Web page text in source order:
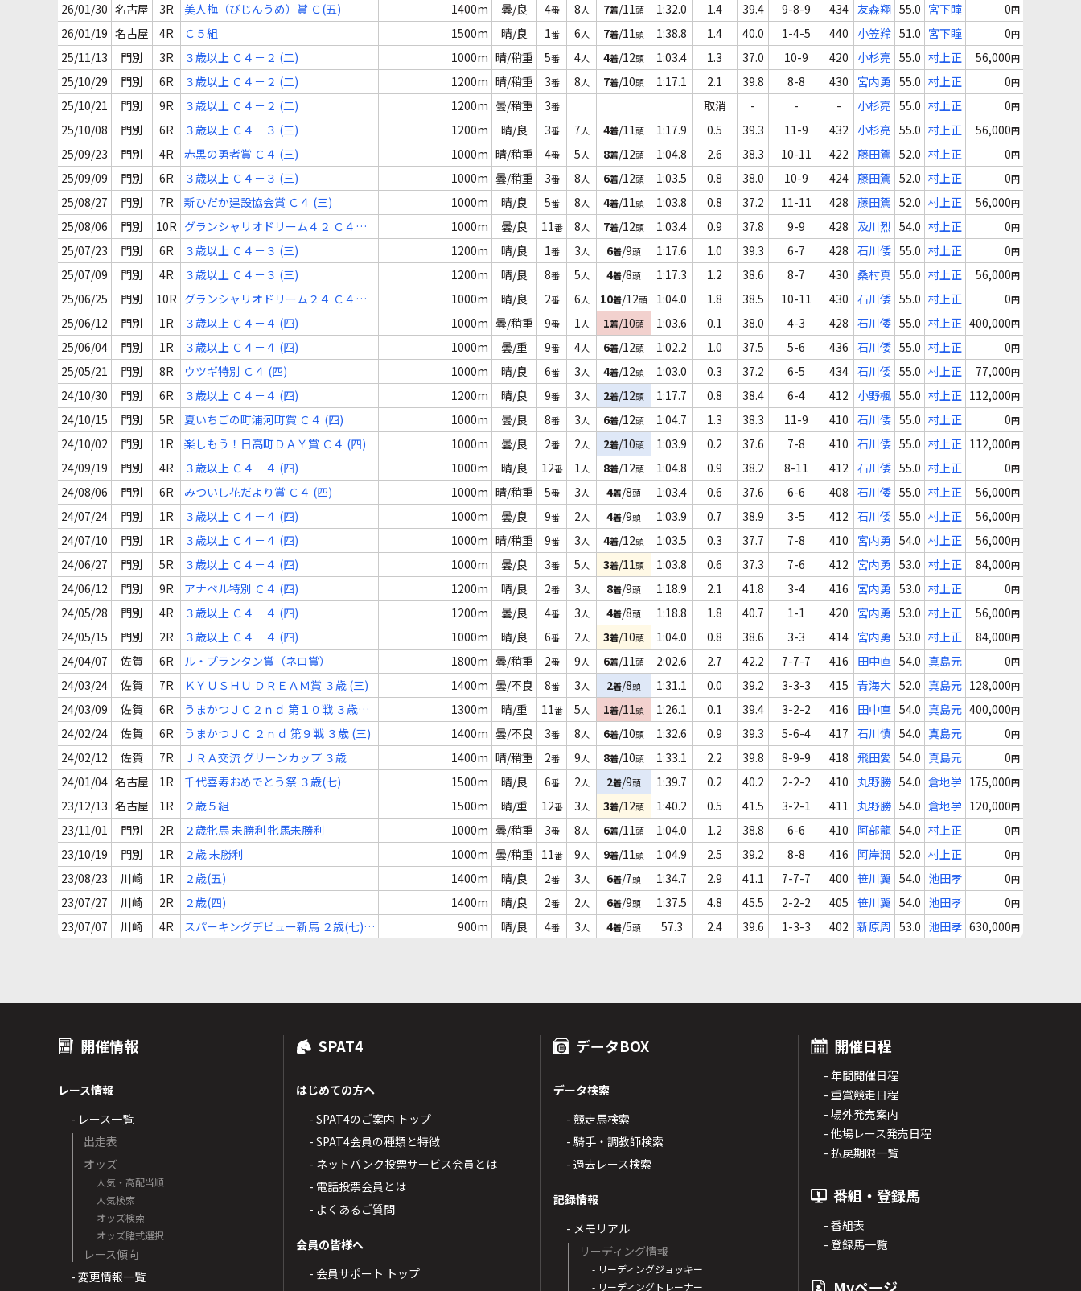
26/01/30 名古屋 3R 美人梅（びじんうめ）賞 Ｃ(五) 1400m 曇/良 4番 8人 7着/11頭 1:32.0 1.4 39.4 9-8-9 434 友森翔 55.0 宮下瞳 0円
26/01/19 名古屋 4R Ｃ５組 1500m 晴/良 1番 6人 7着/11頭 1:38.8 1.4 40.0 1-4-5 440 小笠羚 51.0 宮下瞳 0円
25/11/13 門別 3R ３歳以上 Ｃ４－２ (二) 1000m 晴/稍重 5番 4人 4着/12頭 1:03.4 1.3 37.0 10-9 420 小杉亮 55.0 村上正 56,000円
25/10/29 門別 6R ３歳以上 Ｃ４－２ (二) 1200m 晴/稍重 3番 8人 7着/10頭 1:17.1 2.1 39.8 8-8 430 宮内勇 55.0 村上正 0円
25/10/21 門別 9R ３歳以上 Ｃ４－２ (二) 1200m 曇/稍重 3番 取消 - - - 小杉亮 55.0 村上正 0円
25/10/08 門別 6R ３歳以上 Ｃ４－３ (三) 1200m 晴/良 3番 7人 4着/11頭 1:17.9 0.5 39.3 11-9 432 小杉亮 55.0 村上正 56,000円
25/09/23 門別 4R 赤黒の勇者賞 Ｃ４ (三) 1000m 晴/稍重 4番 5人 8着/12頭 1:04.8 2.6 38.3 10-11 422 藤田駕 52.0 村上正 0円
25/09/09 門別 6R ３歳以上 Ｃ４－３ (三) 1000m 曇/稍重 3番 8人 6着/12頭 1:03.5 0.8 38.0 10-9 424 藤田駕 52.0 村上正 0円
25/08/27 門別 7R 新ひだか建設協会賞 Ｃ４ (三) 1000m 晴/良 5番 8人 4着/11頭 1:03.8 0.8 37.2 11-11 428 藤田駕 52.0 村上正 56,000円
25/08/06 門別 10R グランシャリオドリーム４２ Ｃ４
(三)
1000m 曇/良 11番 8人 7着/12頭 1:03.4 0.9 37.8 9-9 428 及川烈 54.0 村上正 0円
25/07/23 門別 6R ３歳以上 Ｃ４－３ (三) 1200m 晴/良 1番 3人 6着/9頭 1:17.6 1.0 39.3 6-7 428 石川倭 55.0 村上正 0円
25/07/09 門別 4R ３歳以上 Ｃ４－３ (三) 1200m 晴/良 8番 5人 4着/8頭 1:17.3 1.2 38.6 8-7 430 桑村真 55.0 村上正 56,000円
25/06/25 門別 10R グランシャリオドリーム２４ Ｃ４
(三)
1000m 晴/良 2番 6人 10着/12頭 1:04.0 1.8 38.5 10-11 430 石川倭 55.0 村上正 0円
25/06/12 門別 1R ３歳以上 Ｃ４－４ (四) 1000m 曇/稍重 9番 1人 1着/10頭 1:03.6 0.1 38.0 4-3 428 石川倭 55.0 村上正 400,000円
25/06/04 門別 1R ３歳以上 Ｃ４－４ (四) 1000m 曇/重 9番 4人 6着/12頭 1:02.2 1.0 37.5 5-6 436 石川倭 55.0 村上正 0円
25/05/21 門別 8R ウツギ特別 Ｃ４ (四) 1000m 晴/良 6番 3人 4着/12頭 1:03.0 0.3 37.2 6-5 434 石川倭 55.0 村上正 77,000円
24/10/30 門別 6R ３歳以上 Ｃ４－４ (四) 1200m 晴/良 9番 3人 2着/12頭 1:17.7 0.8 38.4 6-4 412 小野楓 55.0 村上正 112,000円
24/10/15 門別 5R 夏いちごの町浦河町賞 Ｃ４ (四) 1000m 曇/良 8番 3人 6着/12頭 1:04.7 1.3 38.3 11-9 410 石川倭 55.0 村上正 0円
24/10/02 門別 1R 楽しもう！日高町ＤＡＹ賞 Ｃ４ (四) 1000m 曇/良 2番 2人 2着/10頭 1:03.9 0.2 37.6 7-8 410 石川倭 55.0 村上正 112,000円
24/09/19 門別 4R ３歳以上 Ｃ４－４ (四) 1000m 晴/良 12番 1人 8着/12頭 1:04.8 0.9 38.2 8-11 412 石川倭 55.0 村上正 0円
24/08/06 門別 6R みついし花だより賞 Ｃ４ (四) 1000m 晴/稍重 5番 3人 4着/8頭 1:03.4 0.6 37.6 6-6 408 石川倭 55.0 村上正 56,000円
24/07/24 門別 1R ３歳以上 Ｃ４－４ (四) 1000m 曇/良 9番 2人 4着/9頭 1:03.9 0.7 38.9 3-5 412 石川倭 55.0 村上正 56,000円
24/07/10 門別 1R ３歳以上 Ｃ４－４ (四) 1000m 晴/稍重 9番 3人 4着/12頭 1:03.5 0.3 37.7 7-8 410 宮内勇 54.0 村上正 56,000円
24/06/27 門別 5R ３歳以上 Ｃ４－４ (四) 1000m 曇/良 3番 5人 3着/11頭 1:03.8 0.6 37.3 7-6 412 宮内勇 53.0 村上正 84,000円
24/06/12 門別 9R アナベル特別 Ｃ４ (四) 1200m 晴/良 2番 3人 8着/9頭 1:18.9 2.1 41.8 3-4 416 宮内勇 53.0 村上正 0円
24/05/28 門別 4R ３歳以上 Ｃ４－４ (四) 1200m 曇/良 4番 3人 4着/8頭 1:18.8 1.8 40.7 1-1 420 宮内勇 53.0 村上正 56,000円
24/05/15 門別 2R ３歳以上 Ｃ４－４ (四) 1000m 晴/良 6番 2人 3着/10頭 1:04.0 0.8 38.6 3-3 414 宮内勇 53.0 村上正 84,000円
24/04/07 佐賀 6R ル・プランタン賞（ネロ賞） 1800m 曇/稍重 2番 9人 6着/11頭 2:02.6 2.7 42.2 7-7-7 416 田中直 54.0 真島元 0円
24/03/24 佐賀 7R ＫＹＵＳＨＵ ＤＲＥＡＭ賞 ３歳 (三) 1400m 曇/不良 8番 3人 2着/8頭 1:31.1 0.0 39.2 3-3-3 415 青海大 52.0 真島元 128,000円
24/03/09 佐賀 6R
うまかつＪＣ２ｎｄ 第１０戦 ３歳
(三)
1300m 晴/重 11番 5人 1着/11頭 1:26.1 0.1 39.4 3-2-2 416 田中直 54.0 真島元 400,000円
24/02/24 佐賀 6R うまかつＪＣ ２ｎｄ 第９戦 ３歳 (三) 1400m 曇/不良 3番 8人 6着/10頭 1:32.6 0.9 39.3 5-6-4 417 石川慎 54.0 真島元 0円
24/02/12 佐賀 7R ＪＲＡ交流 グリーンカップ ３歳 1400m 晴/稍重 2番 9人 8着/10頭 1:33.1 2.2 39.8 8-9-9 418 飛田愛 54.0 真島元 0円
24/01/04 名古屋 1R 千代喜寿おめでとう祭 ３歳(七) 1500m 晴/良 6番 2人 2着/9頭 1:39.7 0.2 40.2 2-2-2 410 丸野勝 54.0 倉地学 175,000円
23/12/13 名古屋 1R ２歳５組 1500m 晴/重 12番 3人 3着/12頭 1:40.2 0.5 41.5 3-2-1 411 丸野勝 54.0 倉地学 120,000円
23/11/01 門別 2R ２歳牝馬 未勝利 牝馬未勝利 1000m 曇/稍重 3番 8人 6着/11頭 1:04.0 1.2 38.8 6-6 410 阿部龍 54.0 村上正 0円
23/10/19 門別 1R ２歳 未勝利 1000m 曇/稍重 11番 9人 9着/11頭 1:04.9 2.5 39.2 8-8 416 阿岸潤 52.0 村上正 0円
23/08/23 川崎 1R ２歳(五) 1400m 晴/良 2番 3人 6着/7頭 1:34.7 2.9 41.1 7-7-7 400 笹川翼 54.0 池田孝 0円
23/07/27 川崎 2R ２歳(四) 1400m 晴/良 2番 2人 6着/9頭 1:37.5 4.8 45.5 2-2-2 405 笹川翼 54.0 池田孝 0円
23/07/07 川崎 4R
スパーキングデビュー新馬 ２歳(七)
900m 晴/良 4番 3人 4着/5頭 57.3 2.4 39.6 1-3-3 402 新原周 53.0 池田孝 630,000円
開催情報
レース情報
- レース一覧
出走表
オッズ
人気・高配当順
人気検索
オッズ検索
オッズ賭式選択
レース傾向
- 変更情報一覧
SPAT4
はじめての方へ
- SPAT4のご案内 トップ
- SPAT4会員の種類と特徴
- ネットバンク投票サービス会員とは
- 電話投票会員とは
- よくあるご質問
会員の皆様へ
- 会員サポート トップ
データBOX
データ検索
- 競走馬検索
- 騎手・調教師検索
- 過去レース検索
記録情報
- メモリアル
リーディング情報
- リーディングジョッキー
- リーディングトレーナー
開催日程
- 年間開催日程
- 重賞競走日程
- 場外発売案内
- 他場レース発売日程
- 払戻期限一覧
番組・登録馬
- 番組表
- 登録馬一覧